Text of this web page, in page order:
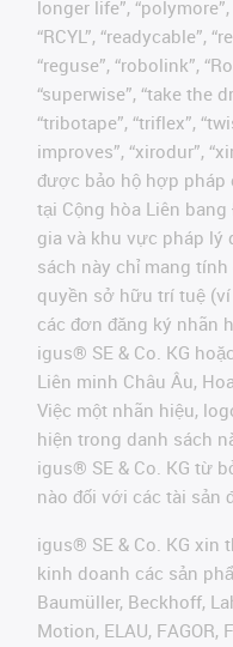
longer life”, “polymore”,
“RCYL”, “readycable”,
“reguse”, “robolink”,
“superwise”, “take the
“tribotape”, “triflex”,
improves”, “xirodur”,
được bảo hộ hợp pháp
tại Cộng hòa Liên
gia và khu vực pháp lý
sách này chỉ mang
quyền sở hữu trí tuệ
các đơn đăng ký nhãn
igus® SE & Co. KG
Liên minh Châu Âu,
Việc một nhãn hiệu,
hiện trong danh sách
igus® SE & Co. KG từ
nào đối với các tài sản
igus® SE & Co. KG
kinh doanh các sản
Baumüller, Beckhoff,
Motion, ELAU, FAGOR,